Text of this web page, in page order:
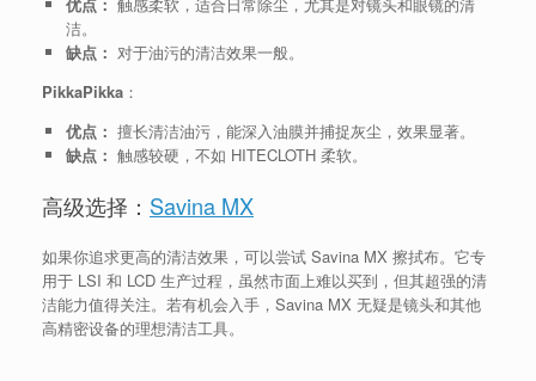
洁。
缺点： 对于油污的清洁效果一般。
PikkaPikka ：
优点： 擅长清洁油污，能深入油膜并捕捉灰尘，效果显著。
缺点： 触感较硬，不如 HITECLOTH 柔软。
高级选择： Savina MX
如果你追求更高的清洁效果，可以尝试 Savina MX 擦拭布。它专
用于 LSI 和 LCD 生产过程，虽然市面上难以买到，但其超强的清
洁能力值得关注。若有机会入手，Savina MX 无疑是镜头和其他
高精密设备的理想清洁工具。